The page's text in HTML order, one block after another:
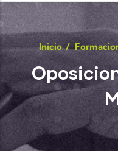
Inicio/